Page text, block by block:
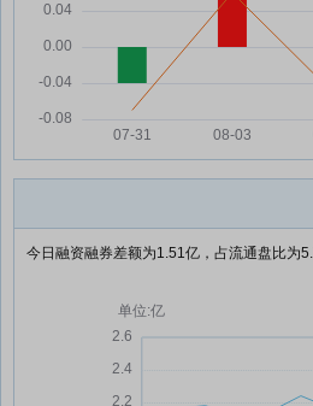
今日融资融券差额为1.51亿，占流通盘比为